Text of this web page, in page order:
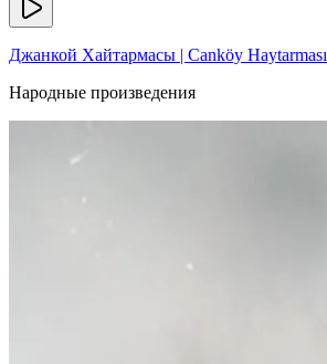
Джанкой Хайтармасы | Canköy Haytarması
Народные произведения